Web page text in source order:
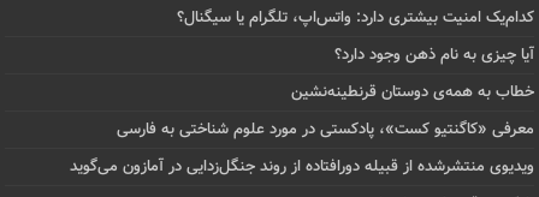
کدام‌یک امنیت بیشتری دارد: واتس‌اپ، تلگرام یا سیگنال؟
آیا چیزی به نام ذهن وجود دارد؟
خطاب به همه‌ی دوستان قرنطینه‌نشین
معرفی «کاگنتیو کست»، پادکستی در مورد علوم شناختی به فارسی
ویدیوی منتشرشده از قبیله دورافتاده‌ از روند جنگل‌زدایی در آمازون می‌گوید